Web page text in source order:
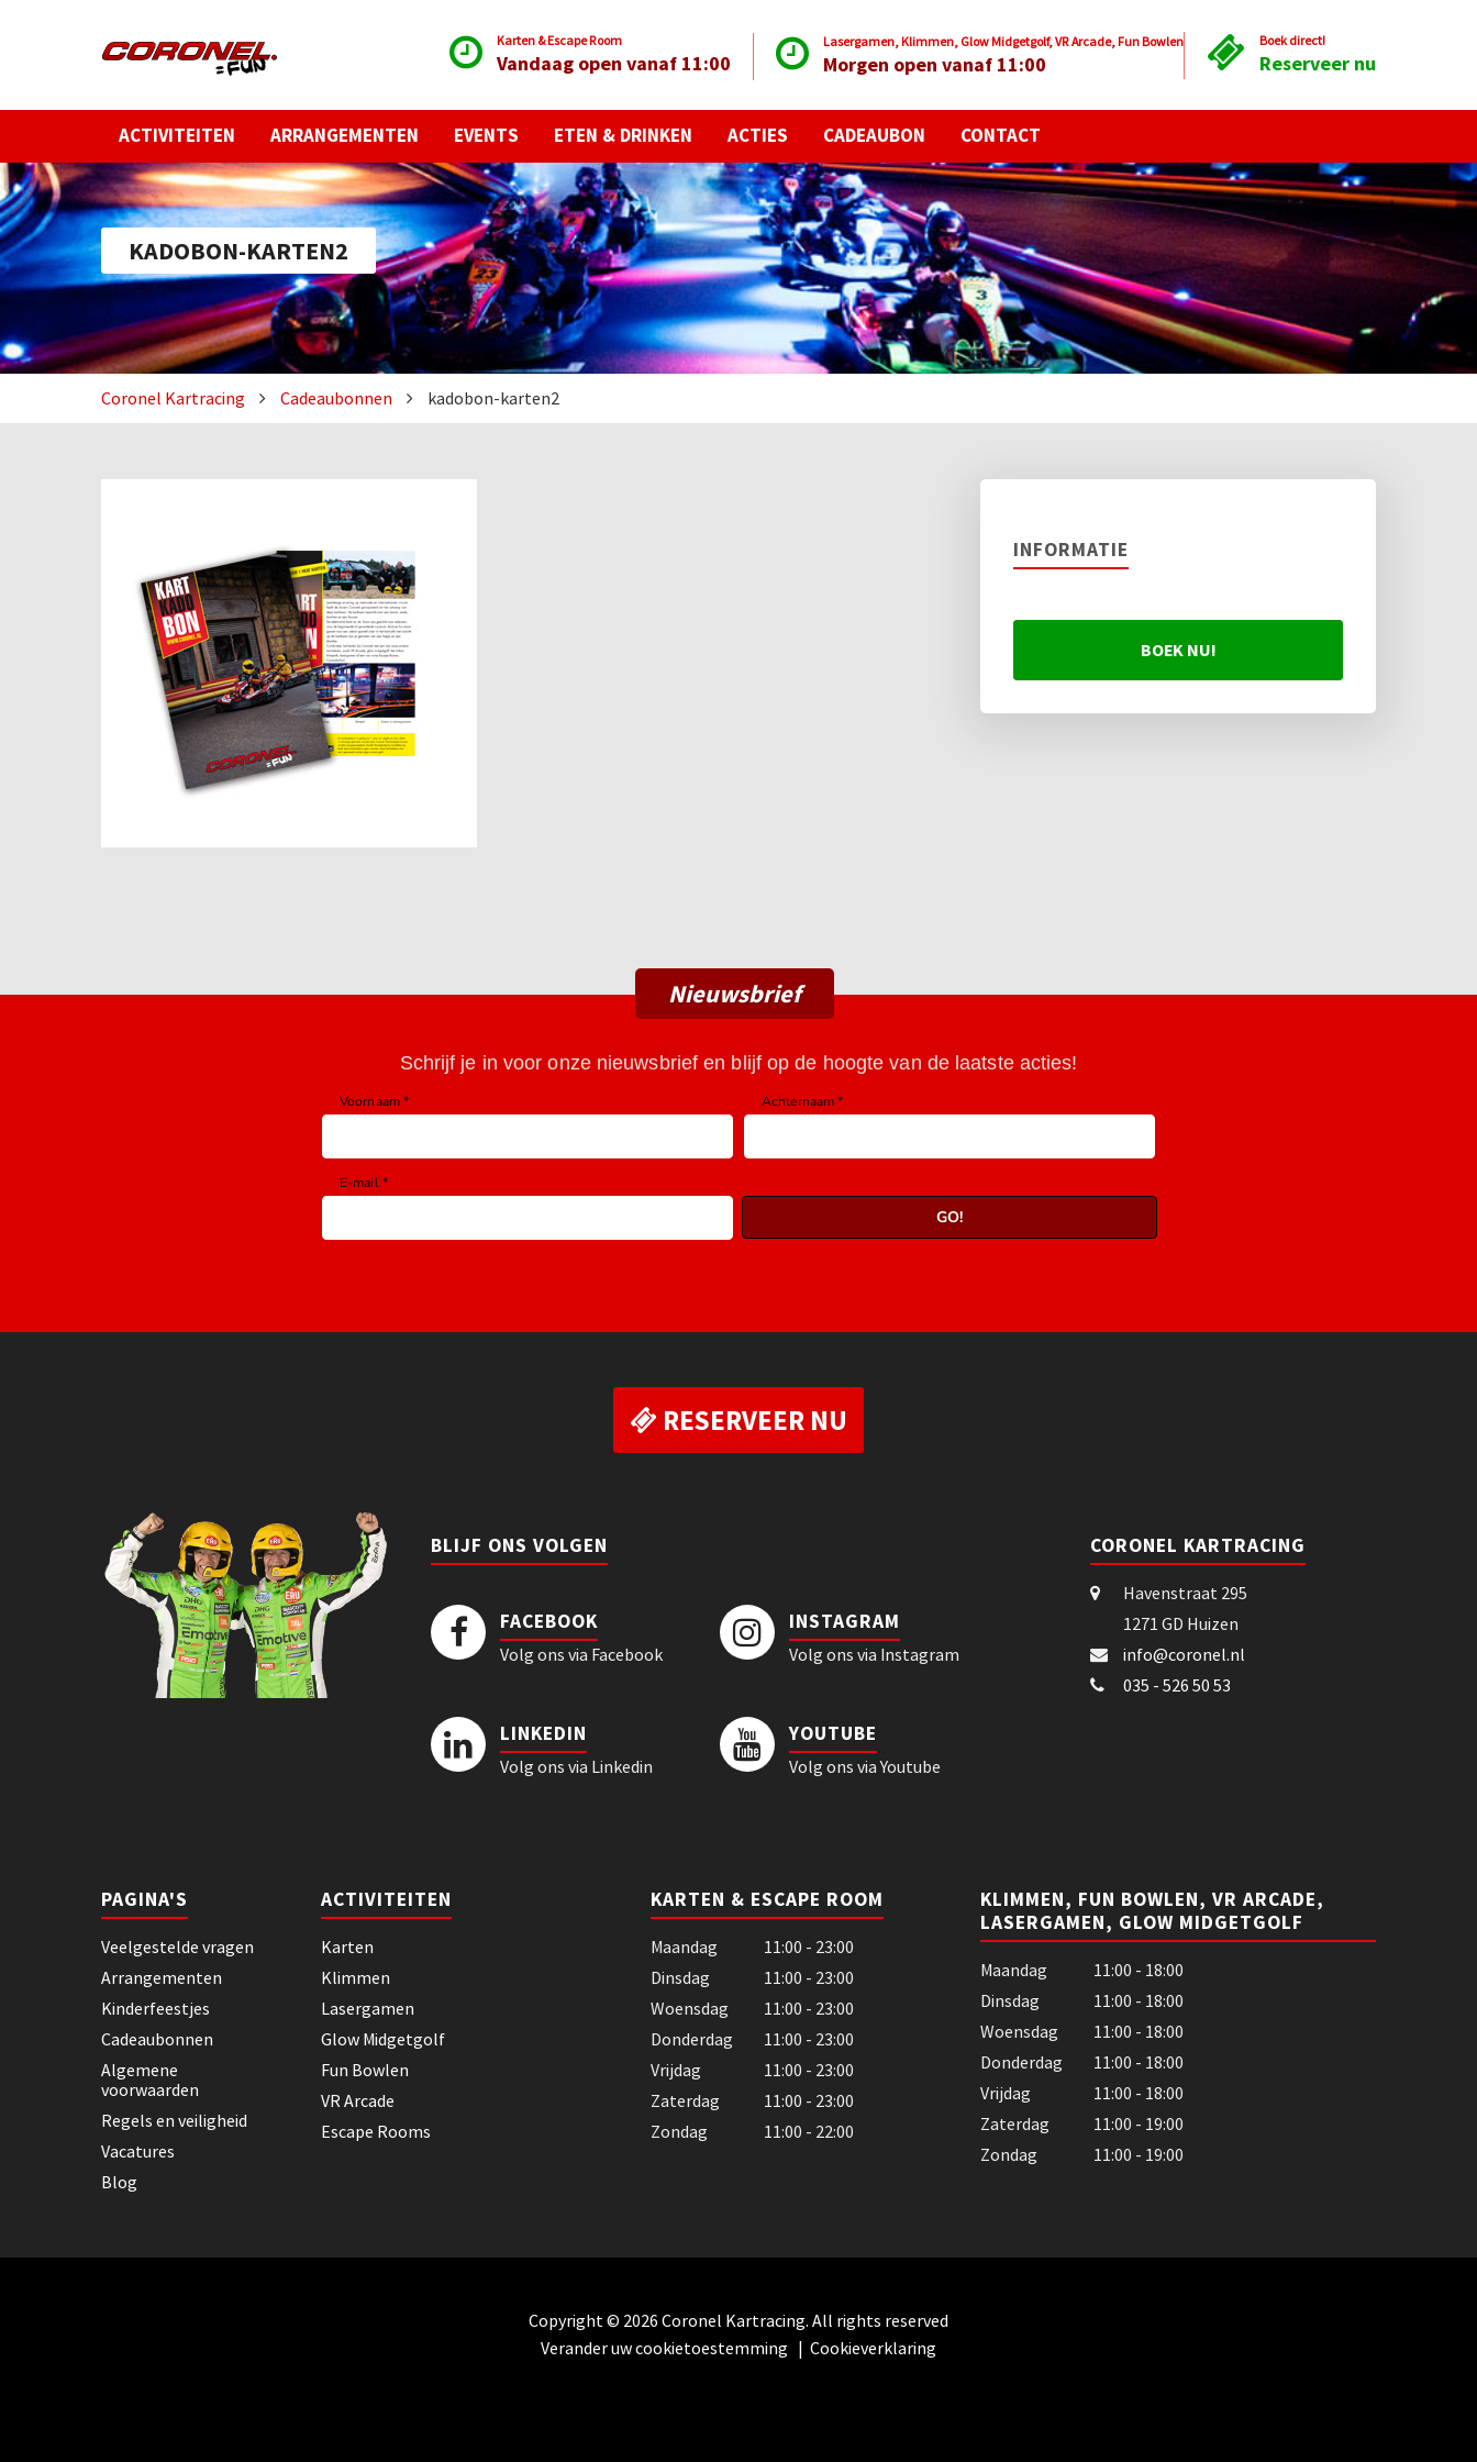
Karten & Escape Room
Vandaag open vanaf 11:00
Lasergamen, Klimmen, Glow Midgetgolf, VR Arcade, Fun Bowlen
Morgen open vanaf 11:00
Boek direct!
Reserveer nu
ACTIVITEITEN ARRANGEMENTEN EVENTS ETEN & DRINKEN ACTIES CADEAUBON CONTACT
KADOBON-KARTEN2
Coronel Kartracing Cadeaubonnen kadobon-karten2
INFORMATIE
BOEK NU!
Nieuwsbrief
RESERVEER NU
BLIJF ONS VOLGEN
FACEBOOK
Volg ons via Facebook
INSTAGRAM
Volg ons via Instagram
LINKEDIN
Volg ons via Linkedin
YOUTUBE
Volg ons via Youtube
CORONEL KARTRACING
Havenstraat 295
1271 GD Huizen
info@coronel.nl
035 - 526 50 53
PAGINA'S
Veelgestelde vragen
Arrangementen
Kinderfeestjes
Cadeaubonnen
Algemene
voorwaarden
Regels en veiligheid
Vacatures
Blog
ACTIVITEITEN
Karten
Klimmen
Lasergamen
Glow Midgetgolf
Fun Bowlen
VR Arcade
Escape Rooms
KARTEN & ESCAPE ROOM
Maandag
11:00 - 23:00
Dinsdag
11:00 - 23:00
Woensdag
11:00 - 23:00
Donderdag
11:00 - 23:00
Vrijdag
11:00 - 23:00
Zaterdag
11:00 - 23:00
Zondag
11:00 - 22:00
KLIMMEN, FUN BOWLEN, VR ARCADE,
LASERGAMEN, GLOW MIDGETGOLF
Maandag
11:00 - 18:00
Dinsdag
11:00 - 18:00
Woensdag
11:00 - 18:00
Donderdag
11:00 - 18:00
Vrijdag
11:00 - 18:00
Zaterdag
11:00 - 19:00
Zondag
11:00 - 19:00
Copyright © 2026 Coronel Kartracing. All rights reserved
Verander uw cookietoestemming | Cookieverklaring